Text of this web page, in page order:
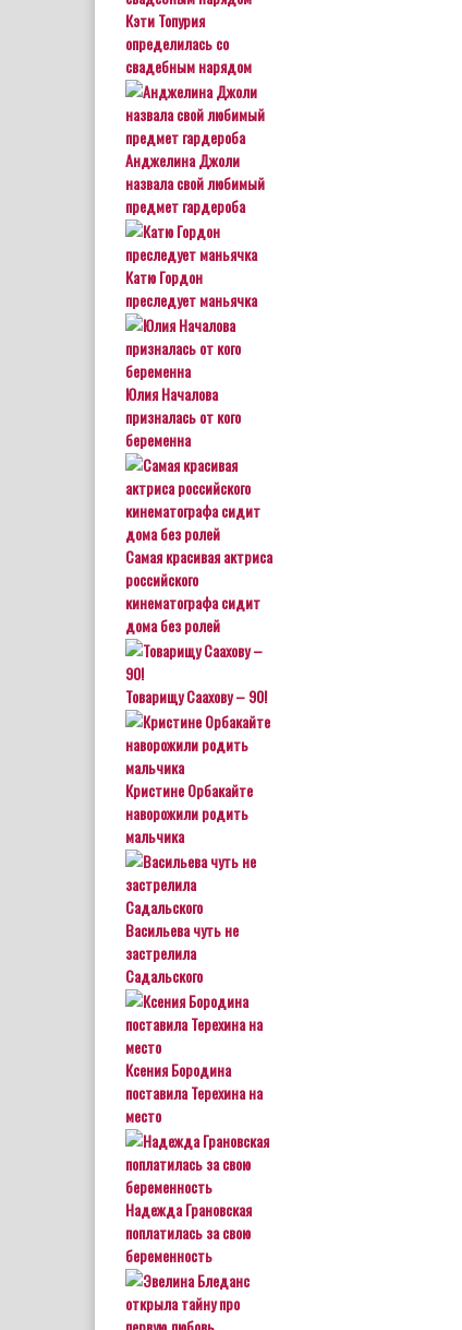
Кэти Топурия
определилась со
свадебным нарядом
Анджелина Джоли
назвала свой любимый
предмет гардероба
Катю Гордон
преследует маньячка
Юлия Началова
призналась от кого
беременна
Самая красивая актриса
российского
кинематографа сидит
дома без ролей
Товарищу Саахову – 90!
Кристине Орбакайте
наворожили родить
мальчика
Васильева чуть не
застрелила
Садальского
Ксения Бородина
поставила Терехина на
место
Надежда Грановская
поплатилась за свою
беременность